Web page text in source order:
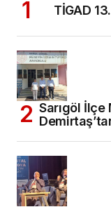
TİGAD
Sarıgöl İlçe